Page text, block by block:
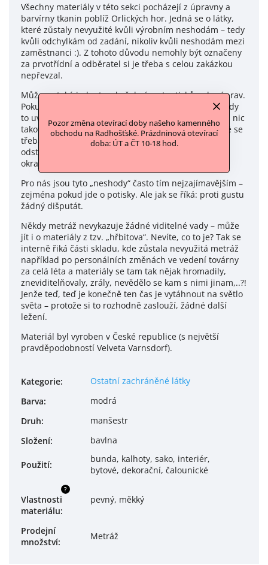
Pozor změna otevírací doby našeho kamenného
obchodu na Radhošťské. Prázdninová otevírací
doba: ÚT a ČT 10-18 hod.
Všechny materiály v této sekci pocházejí z úpravny a
barvírny tkanin poblíž Orlických hor. Jedná se o látky,
které zůstaly nevyužité kvůli výrobním neshodám – tedy
kvůli odchylkám od zadání, nikoliv kvůli neshodám mezi
zaměstnanci :). Z tohoto důvodu nemohly být označeny
za prvotřídní a odběratel si je třeba s celou zakázkou
nepřevzal.
Může se také jednat o zkušební metry tisků nebo úprav.
Pokud má materiál viditelnou či technickou vadu, vždy
to uvádíme u konkrétního produktu. Pokud u popisu nic
takového nenajdete, jedná se zpravidla o látky, které se
třeba jen barevně neshodovaly s požadovaným
odstínem, nebo měly drobné nepravidelnosti na
okrajích apod.
Pro nás jsou tyto „neshody“ často tím nejzajímavějším –
zejména pokud jde o potisky. Ale jak se říká: proti gustu
žádný dišputát.
Někdy metráž nevykazuje žádné viditelné vady – může
jít i o materiály z tzv. „hřbitova“. Nevíte, co to je? Tak se
interně řiká části skladu, kde zůstala nevyužitá metráž
například po personálních změnách ve vedení továrny
za celá léta a materiály se tam tak nějak hromadily,
zneviditelňovaly, zrály, nevědělo se kam s nimi jinam,..?!
Jenže teď, teď je konečně ten čas je vytáhnout na světlo
světa – protože si to rozhodně zaslouží, žádné další
ležení.
Materiál byl vyroben v České republice (s největší
pravděpodobností Velveta Varnsdorf).
Kategorie:
Ostatní zachráněné látky
Barva:
modrá
Druh:
manšestr
Složení: bavlna
Použití:
bunda, kalhoty, sako, interiér,
bytové, dekorační, čalounické
?
Vlastnosti
materiálu:
pevný, měkký
Prodejní
množství:
Metráž